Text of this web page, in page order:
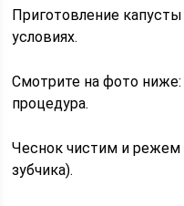
Приготовление
условиях.
Смотрите на фото ниже:
процедура.
Чеснок чистим и режем
зубчика).